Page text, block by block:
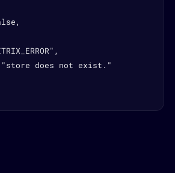
does not exist."